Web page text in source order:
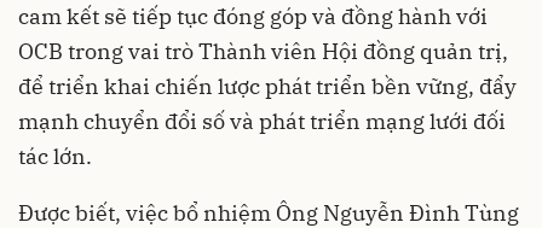
cam kết sẽ tiếp tục đóng góp và đồng hành với
OCB trong vai trò Thành viên Hội đồng quản trị,
để triển khai chiến lược phát triển bền vững, đẩy
mạnh chuyển đổi số và phát triển mạng lưới đối
tác lớn.
Được biết, việc bổ nhiệm Ông Nguyễn Đình Tùng